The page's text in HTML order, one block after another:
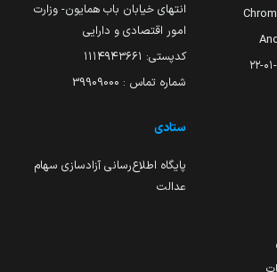
انتهای خیابان باب همایون- وزارت
امور اقتصادی و دارایی
کدپستی: ۱۱۱۴۹۴۳۶۶۱
شماره تماس : 39909000
ستادی
پایگاه اطلاع‌رسانی آزادسازی سهام
عدالت